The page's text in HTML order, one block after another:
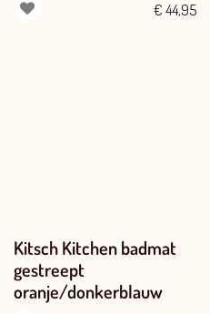
€ 44,95
Kitsch Kitchen badmat
gestreept
oranje/donkerblauw